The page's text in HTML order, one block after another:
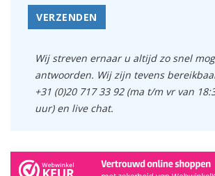
VERZENDEN
Wij streven ernaar u altijd zo snel
antwoorden. Wij zijn tevens
+31 (0)20 717 33 92 (ma t/m vr van
uur) en live chat.